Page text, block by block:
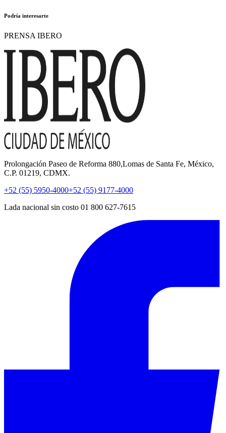
Podría interesarte
PRENSA IBERO
Prolongación Paseo de Reforma 880,Lomas de Santa Fe, México,
C.P. 01219, CDMX.
+52 (55) 5950-4000+52 (55) 9177-4000
Lada nacional sin costo 01 800 627-7615